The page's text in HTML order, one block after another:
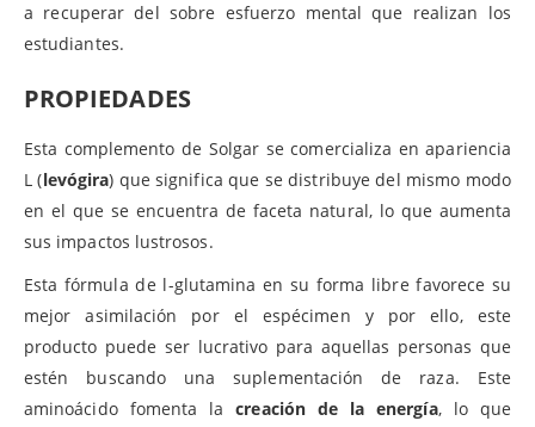
a recuperar del sobre esfuerzo mental que realizan los
estudiantes.
PROPIEDADES
Esta complemento de Solgar se comercializa en apariencia
L (levógira) que significa que se distribuye del mismo modo
en el que se encuentra de faceta natural, lo que aumenta
sus impactos lustrosos.
Esta fórmula de l-glutamina en su forma libre favorece su
mejor asimilación por el espécimen y por ello, este
producto puede ser lucrativo para aquellas personas que
estén buscando una suplementación de raza. Este
aminoácido fomenta lacreación de la energía, lo que